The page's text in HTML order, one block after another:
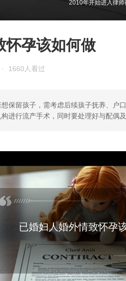
怀孕该如何做
· 1660人看过
保留孩子，需考虑后续孩子抚养、户
进行流产手术，同时要处理好与配偶
已婚妇人婚外情致怀孕